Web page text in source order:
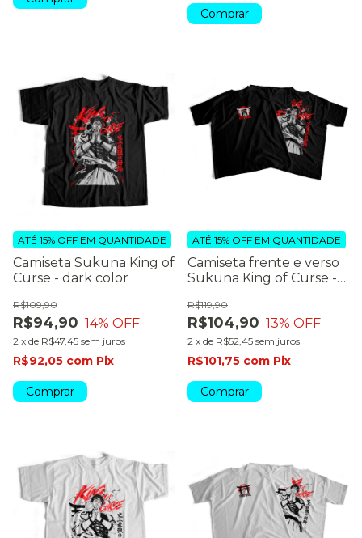
Comprar
Camiseta Sukuna King of
Curse - dark color
R$94,90
R$109,90
14% OFF
2 x de R$47,45 sem juros
ATÉ 15% OFF EM QUANTIDADE
R$92,05 com Pix
Comprar
Camiseta frente e verso
Sukuna King of Curse -
R$104,90
R$119,90
13% OFF
2 x de R$52,45 sem juros
ATÉ 15% OFF EM QUANTIDADE
R$101,75 com Pix
Comprar